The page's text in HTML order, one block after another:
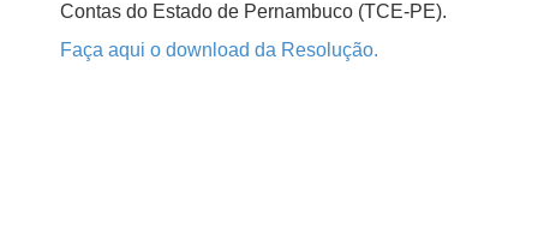
Contas do Estado de Pernambuco (TCE-PE).
Faça aqui o download da Resolução.